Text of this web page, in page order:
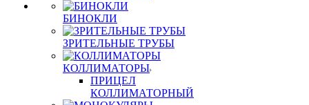
БИНОКЛИ
ЗРИТЕЛЬНЫЕ ТРУБЫ
КОЛЛИМАТОРЫ
ПРИЦЕЛ
КОЛЛИМАТОРНЫЙ